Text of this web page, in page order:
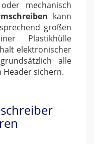
mechanisch
kann
großen
Plastikhülle
elektronischer
alle
sichern.